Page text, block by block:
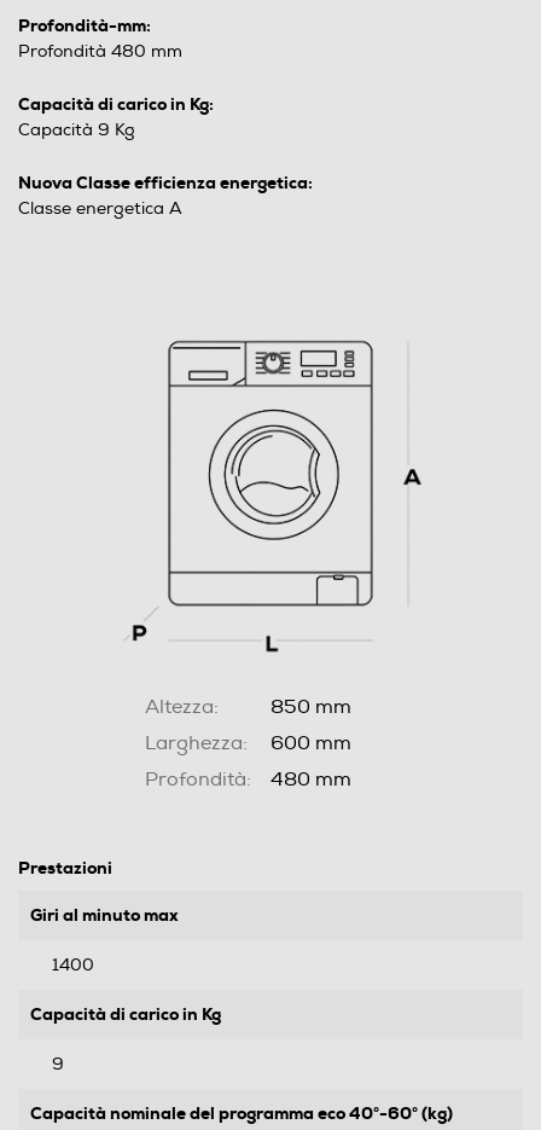
Profondità-mm:
Profondità 480 mm
Capacità di carico in Kg:
Capacità 9 Kg
Nuova Classe efficienza energetica:
Classe energetica A
Altezza:
850 mm
Larghezza:
600 mm
Profondità:
480 mm
Prestazioni
Giri al minuto max
1400
Capacità di carico in Kg
9
Capacità nominale del programma eco 40°-60° (kg)